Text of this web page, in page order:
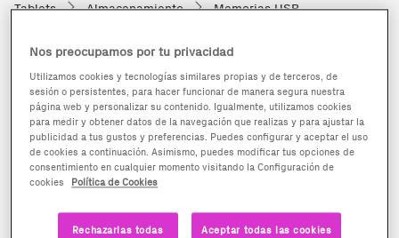
Tablets
Almacenamiento Memorias USB
Nos preocupamos por tu privacidad
Utilizamos cookies y tecnologías similares propias y de terceros, de
sesión o persistentes, para hacer funcionar de manera segura nuestra
página web y personalizar su contenido. Igualmente, utilizamos cookies
para medir y obtener datos de la navegación que realizas y para ajustar la
publicidad a tus gustos y preferencias. Puedes configurar y aceptar el uso
de cookies a continuación. Asimismo, puedes modificar tus opciones de
consentimiento en cualquier momento visitando la Configuración de
cookies
Política de Cookies
Rechazarlas todas Aceptar todas las cookies